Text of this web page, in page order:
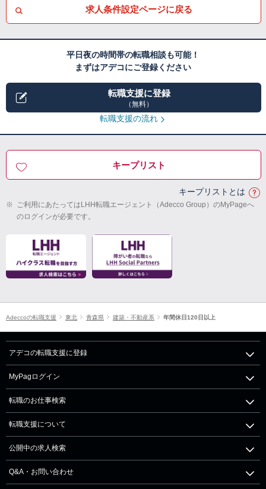
求人条件設定ページに戻る
平日夜の時間帯の転職相談も可能！
まずはアデコにご登録ください
転職支援に登録
（無料）
転職支援の流れ
キープリスト
キープリストとは
※ ご利用にあたってはLHH転職エージェント（Adecco Group）のMyPageへ
のログインが必要です。
Adeccoの転職支援 東北 青森県 建築・不動産系 年間休日120日以上
アデコの転職支援に登録
MyPagログイン
転職のお仕事検索
転職支援について
公開中の求人検索
Q&A・お問い合わせ